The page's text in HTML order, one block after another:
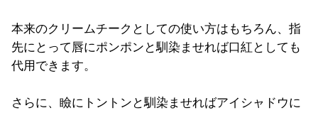
本来のクリームチークとしての使い方はもちろん、指
先にとって唇にポンポンと馴染ませれば口紅としても
代用できます。
さらに、瞼にトントンと馴染ませればアイシャドウに